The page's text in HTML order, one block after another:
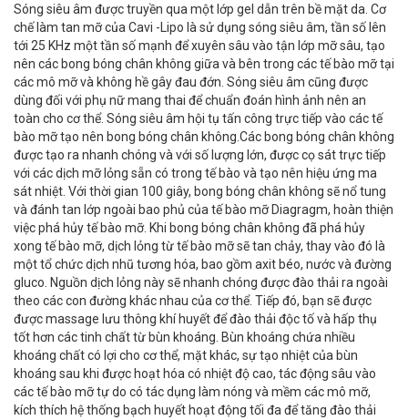
Sóng siêu âm được truyền qua một lớp gel dẫn trên bề mặt da. Cơ
chế làm tan mỡ của Cavi -Lipo là sử dụng sóng siêu âm, tần số lên
tới 25 KHz một tần số mạnh để xuyên sâu vào tận lớp mỡ sâu, tạo
nên các bong bóng chân không giữa và bên trong các tế bào mỡ tại
các mô mỡ và không hề gây đau đớn. Sóng siêu âm cũng được
dùng đối với phụ nữ mang thai để chuẩn đoán hình ảnh nên an
toàn cho cơ thể. Sóng siêu âm hội tụ tấn công trực tiếp vào các tế
bào mỡ tạo nên bong bóng chân không.Các bong bóng chân không
được tạo ra nhanh chóng và với số lượng lớn, được cọ sát trực tiếp
với các dịch mỡ lỏng sẵn có trong tế bào và tạo nên hiệu ứng ma
sát nhiệt. Với thời gian 100 giây, bong bóng chân không sẽ nổ tung
và đánh tan lớp ngoài bao phủ của tế bào mỡ Diagragm, hoàn thiện
việc phá hủy tế bào mỡ. Khi bong bóng chân không đã phá hủy
xong tế bào mỡ, dịch lỏng từ tế bào mỡ sẽ tan chảy, thay vào đó là
một tổ chức dịch nhũ tương hóa, bao gồm axit béo, nước và đường
gluco. Nguồn dịch lỏng này sẽ nhanh chóng được đào thải ra ngoài
theo các con đường khác nhau của cơ thể. Tiếp đó, bạn sẽ được
được massage lưu thông khí huyết để đào thải độc tố và hấp thụ
tốt hơn các tinh chất từ bùn khoáng. Bùn khoáng chứa nhiều
khoáng chất có lợi cho cơ thể, mặt khác, sự tạo nhiệt của bùn
khoáng sau khi được hoạt hóa có nhiệt độ cao, tác động sâu vào
các tế bào mỡ tự do có tác dụng làm nóng và mềm các mô mỡ,
kích thích hệ thống bạch huyết hoạt động tối đa để tăng đào thải